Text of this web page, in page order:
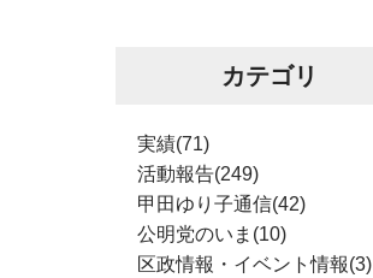
カテゴリ
実績(71)
活動報告(249)
甲田ゆり子通信(42)
公明党のいま(10)
区政情報・イベント情報(3)